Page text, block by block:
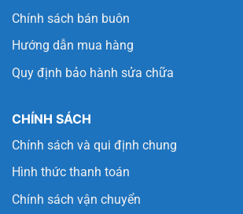
Chính sách bán buôn
Hướng dẫn mua hàng
Quy định bảo hành sửa chữa
CHÍNH SÁCH
Chính sách và qui định chung
Hình thức thanh toán
Chính sách vận chuyển